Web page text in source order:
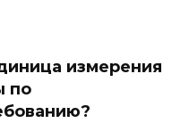
измерения
по